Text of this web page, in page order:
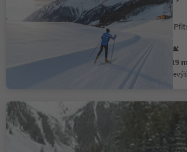
slope
Obtížnost
519 m
Pensertal
Ski Track